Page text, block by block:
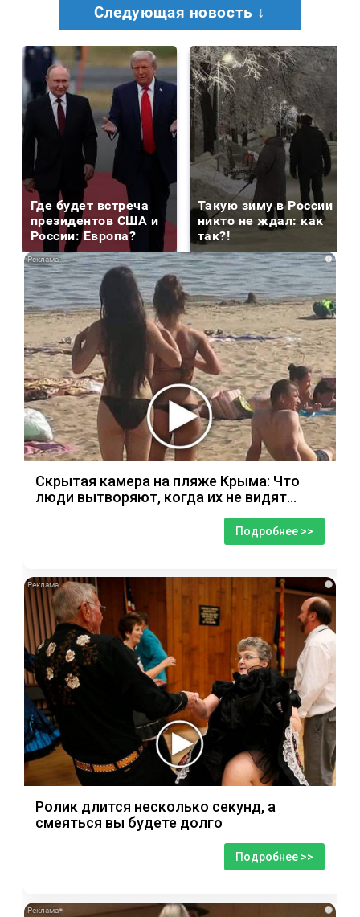
Следующая новость ↓
Где будет встреча
президентов США и
России: Европа?
Такую зиму в России
никто не ждал: как
так?!
i
Скрытая камера на пляже Крыма: Что
люди вытворяют, когда их не видят...
Подробнее >>
i
Ролик длится несколько секунд, а
смеяться вы будете долго
Подробнее >>
i